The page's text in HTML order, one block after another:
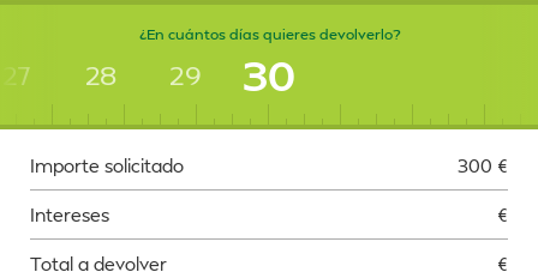
¿En cuántos días quieres devolverlo?
27 28 29 30
Importe solicitado 300 €
Intereses €
Total a devolver €